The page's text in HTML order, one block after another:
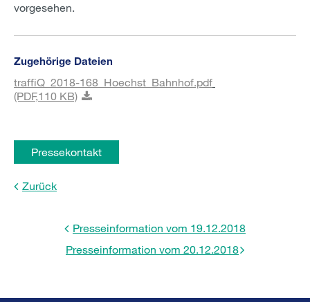
vorgesehen.
Zugehörige Dateien
traffiQ_2018-168_Hoechst_Bahnhof.pdf
(PDF,110 KB)
Pressekontakt
Zurück
Presseinformation vom 19.12.2018
Presseinformation vom 20.12.2018